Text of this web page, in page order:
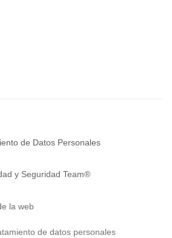
de Datos Personales
y Seguridad Team®
la web
de datos personales